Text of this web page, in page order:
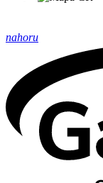
nahoru